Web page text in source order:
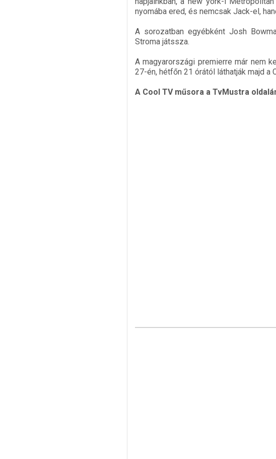
nyomába ered, és nemcsak Jack-el,
A sorozatban egyébként Josh
Stroma játssza.
A magyarországi premierre már nem
27-én, hétfőn 21 órától láthatják majd a
A Cool TV műsora a TvMustra